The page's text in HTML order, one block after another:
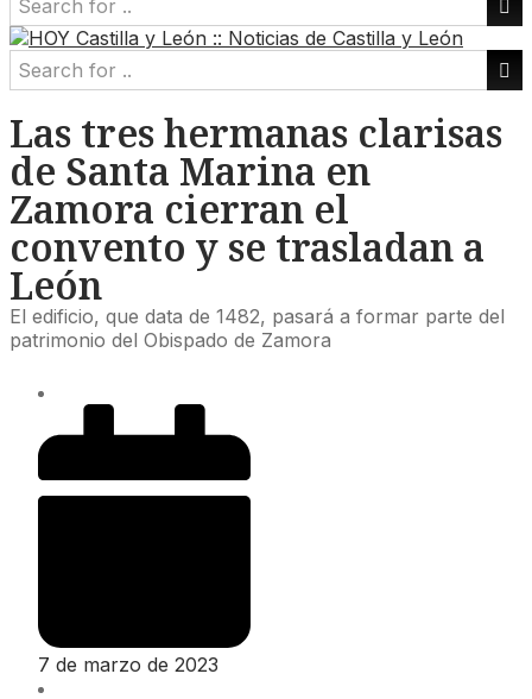
Las tres hermanas clarisas
de Santa Marina en
Zamora cierran el
convento y se trasladan a
León
El edificio, que data de 1482, pasará a formar parte del
patrimonio del Obispado de Zamora
7 de marzo de 2023